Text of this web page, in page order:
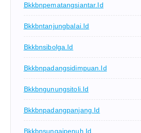
Bkkbnpematangsiantar.id
Bkkbntanjungbalai.id
Bkkbnsibolga.id
Bkkbnpadangsidimpuan.id
Bkkbngunungsitoli.id
Bkkbnpadangpanjang.id
Bkkbnsungaipenuh.id